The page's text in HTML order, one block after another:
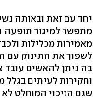
יחד עם זאת ובאותה
מתפשר למיגור תופעה
מאמירות מכלילות
לשפוך את התינוק עם
בה ניתן להאשים עובד
וחקירות לעיתים בגלל
שגם הזיכוי המוחלט